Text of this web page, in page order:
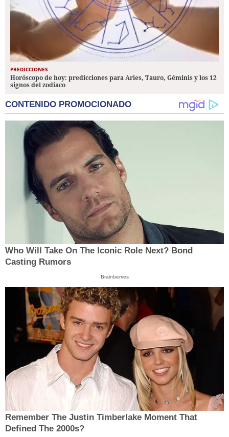
PREDICCIONES
Horóscopo de hoy: predicciones para Aries, Tauro, Géminis y los 12
signos del zodiaco
CONTENIDO PROMOCIONADO
Who Will Take On The Iconic Role Next? Bond
Casting Rumors
Brainberries
Remember The Justin Timberlake Moment That
Defined The 2000s?